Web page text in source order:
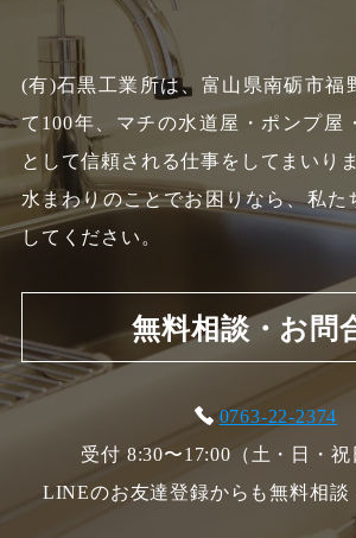
(有)石黒工業所は、富山県南砺市福
て100年、 マチの水道屋・ポンプ屋
として信頼される仕事をしてまいり
水まわりのことでお困りなら、私た
してください。
無料相談・お問
0763-22-2374
受付 8:30〜17:00（土・日・祝
LINEのお友達登録からも無料相談